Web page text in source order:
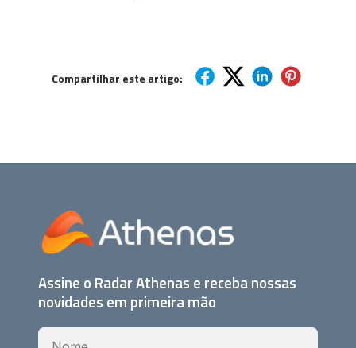
Compartilhar este artigo:
Assine o Radar Athenas e receba nossas
novidades em primeira mão